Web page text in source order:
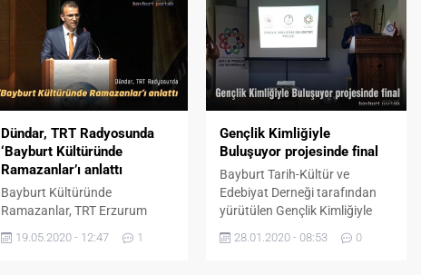
Dündar, TRT Radyosunda
‘Bayburt Kültüründe
Ramazanlar’ı anlattı
Bayburt Kültüründe
Ramazanlar, TRT Erzurum
Radyosu Doğu'nun Sesi
programında anlatıldı.
19.05.2020 - 12:47 1
Gençlik Kimliğiyle
Buluşuyor projesinde final
Bayburt Tarih-Kültür ve
Edebiyat Derneği tarafından
yürütülen Gençlik Kimliğiyle
Buluşuyor projesinin kapanış
töreni yapıldı. 2018-II Gençlik
28.01.2020 - 08:53 0